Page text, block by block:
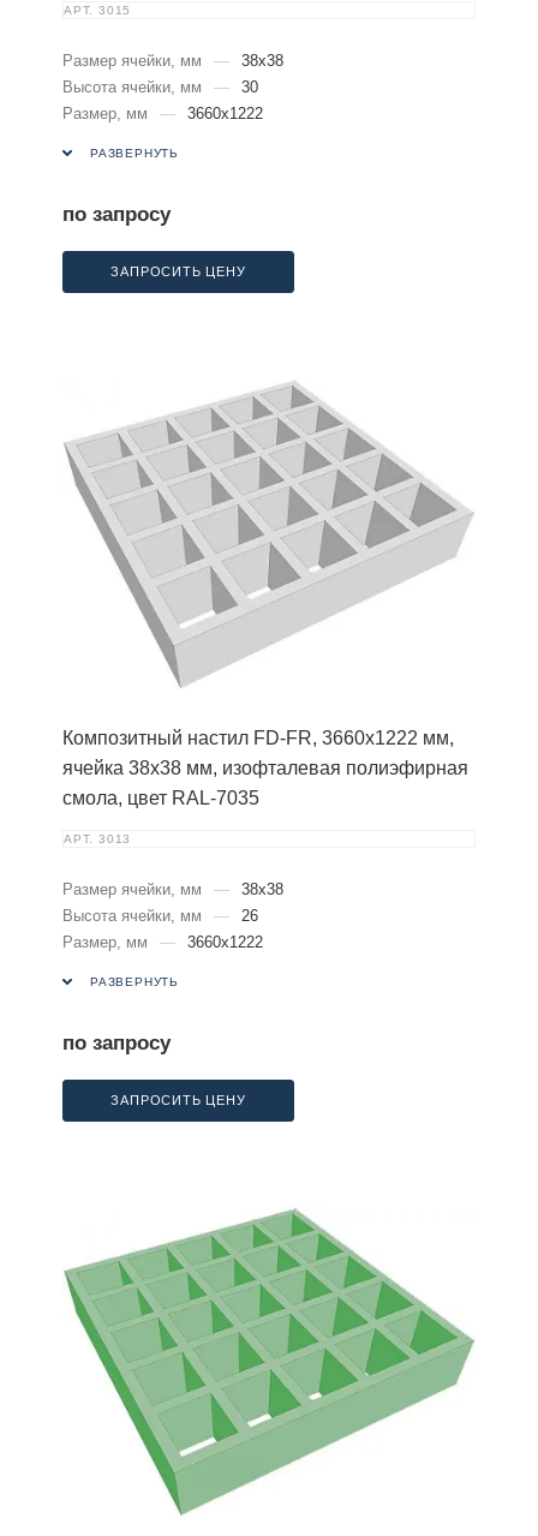
АРТ. 3015
Размер ячейки, мм —
38х38
Высота ячейки, мм
—
30
Размер, мм
— 3660х1222
РАЗВЕРНУТЬ
по запросу
ЗАПРОСИТЬ ЦЕНУ
Композитный настил FD-FR, 3660х1222 мм,
ячейка 38х38 мм, изофталевая полиэфирная
смола, цвет RAL-7035
АРТ. 3013
Размер ячейки, мм —
38х38
Высота ячейки, мм
—
26
Размер, мм
— 3660х1222
РАЗВЕРНУТЬ
по запросу
ЗАПРОСИТЬ ЦЕНУ